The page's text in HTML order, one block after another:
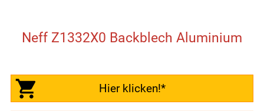
Neff Z1332X0 Backblech Aluminium
Hier klicken!*